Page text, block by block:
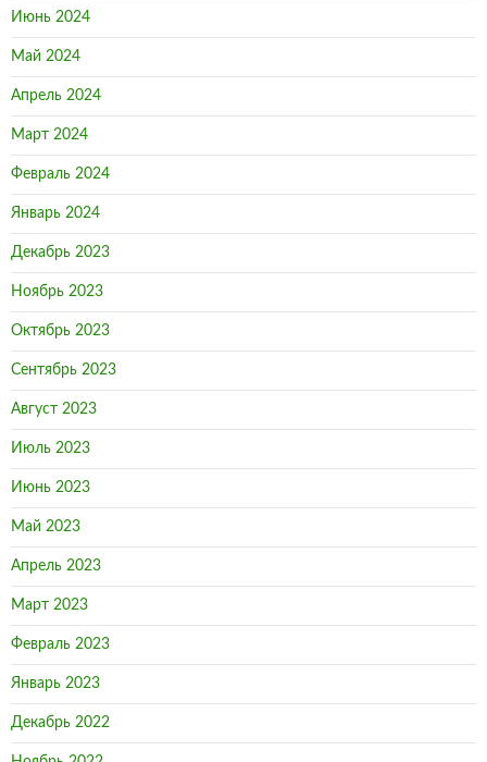
Июнь 2024
Май 2024
Апрель 2024
Март 2024
Февраль 2024
Январь 2024
Декабрь 2023
Ноябрь 2023
Октябрь 2023
Сентябрь 2023
Август 2023
Июль 2023
Июнь 2023
Май 2023
Апрель 2023
Март 2023
Февраль 2023
Январь 2023
Декабрь 2022